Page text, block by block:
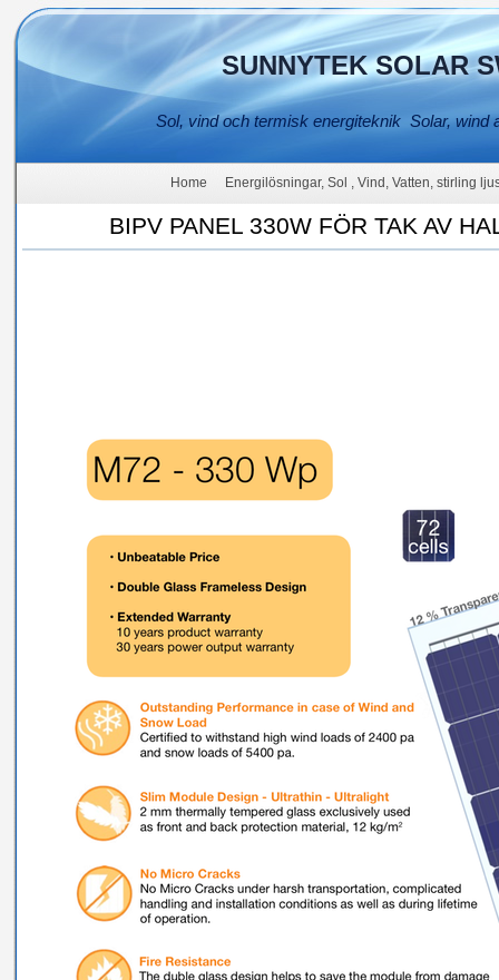
SUNNYTEK SOLAR
Sol, vind och termisk energiteknik Solar, wind
Home Energilösningar, Sol , Vind, Vatten, stirling
BIPV PANEL 330W FÖR TAK AV